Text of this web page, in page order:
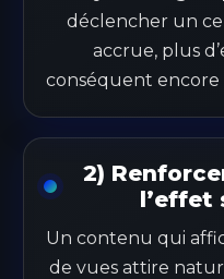
déclencher un
accrue, plus
conséquent encore
2)
l’effet
Un contenu qui
de vues attire